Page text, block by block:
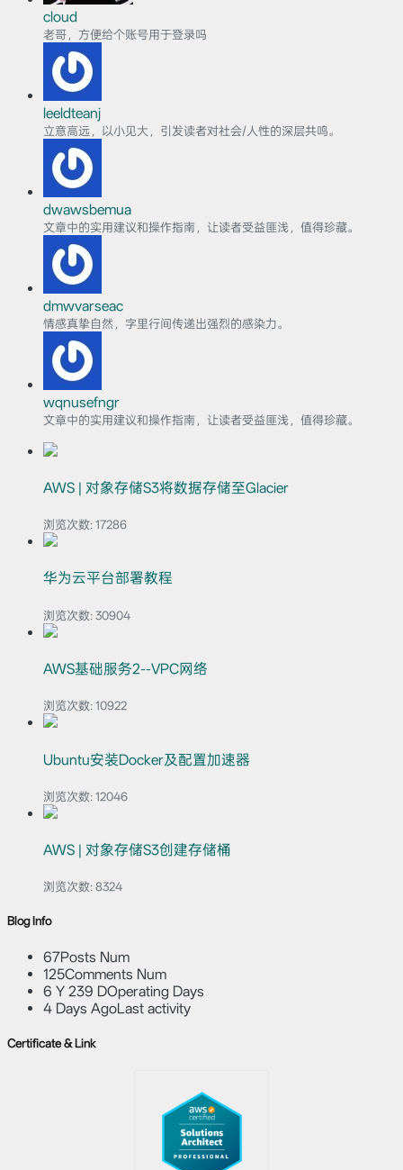
cloud
老哥，方便给个账号用于登录吗
leeldteanj
立意高远，以小见大，引发读者对社会/人性的深层共鸣。
dwawsbemua
文章中的实用建议和操作指南，让读者受益匪浅，值得珍藏。
dmwvarseac
情感真挚自然，字里行间传递出强烈的感染力。
wqnusefngr
文章中的实用建议和操作指南，让读者受益匪浅，值得珍藏。
AWS | 对象存储S3将数据存储至Glacier
浏览次数: 17286
华为云平台部署教程
浏览次数: 30904
AWS基础服务2--VPC网络
浏览次数: 10922
Ubuntu安装Docker及配置加速器
浏览次数: 12046
AWS | 对象存储S3创建存储桶
浏览次数: 8324
Blog Info
67Posts Num
125Comments Num
6 Y 239 DOperating Days
4 Days AgoLast activity
Certificate & Link